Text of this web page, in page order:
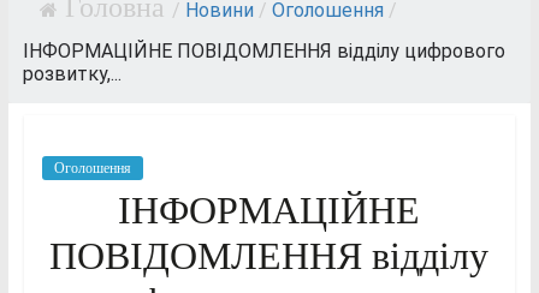
/ Новини / Оголошення /
ІНФОРМАЦІЙНЕ ПОВІДОМЛЕННЯ відділу цифрового
розвитку,...
Оголошення
ІНФОРМАЦІЙНЕ
ПОВІДОМЛЕННЯ відділу